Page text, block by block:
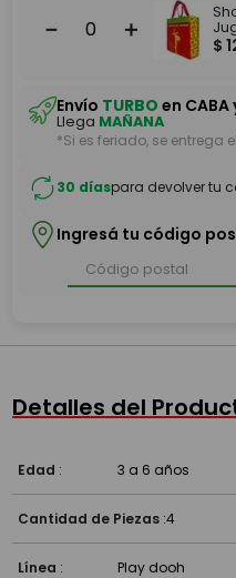
＋
－
$
Envío TURBO en CABA
Llega MAÑANA
*Si es feriado, se entrega
30 díaspara devolver tu
Ingresá tu código
Detalles del
Edad : 3 a 6 años
Cantidad de Piezas :4
Línea : Play dooh